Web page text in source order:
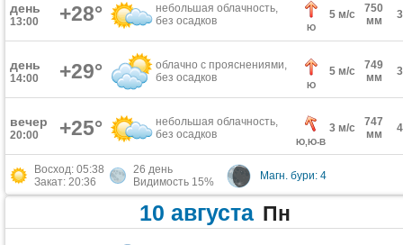
день
13:00 +28°
небольшая облачность,
без осадков
Ю
5 м/с
750
мм
день
14:00 +29°
облачно с прояснениями,
без осадков
Ю
5 м/с
749
мм
вечер
20:00 +25°
небольшая облачность,
без осадков
Ю,Ю-В
3 м/с
747
мм
Восход: 05:38
Закат: 20:36
26 день
Видимость 15%
Магн. бури: 4
10 августа Пн